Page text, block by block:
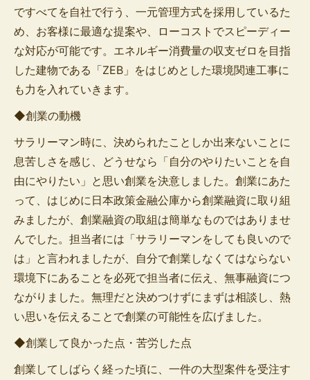
ですべてを自社で行う、一元管理方式を採用しているた
め、お客様に最適な提案や、ローコストでスピーディー
な対応が可能です。エネルギー消費量の収支ゼロを目指
した建物である「ZEB」をはじめとした環境関連工事に
も力を入れていきます。
◆創業の動機
サラリーマン時に、決められたことしか出来ないことに
息苦しさを感じ、どうせなら「自分のやりたいことを自
由にやりたい」と思い創業を決意しました。創業にあた
って、はじめに日本政策金融公庫から創業融資に取り組
みましたが、創業融資の取組は簡単なものではありませ
んでした。担当者には「サラリーマンをしても良いので
は」と言われましたが、自分で創業しなくてはならない
環境下にあることを必死で担当者に伝え、無事融資につ
ながりました。無理だと決めつけずにまずは相談し、熱
い思いを伝えることで創業の可能性を広げました。
◆創業して良かった点・苦労した点
創業してしばらく経った頃に、一件の大型案件を受注す